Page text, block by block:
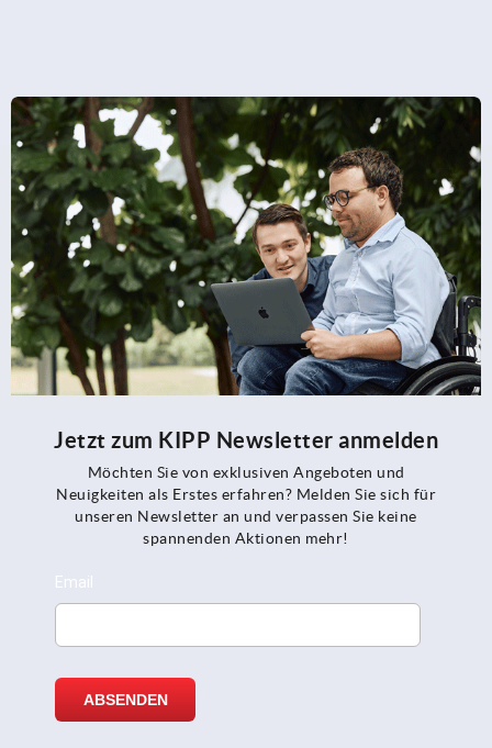
Jetzt zum KIPP Newsletter anmelden
Möchten Sie von exklusiven Angeboten und
Neuigkeiten als Erstes erfahren? Melden Sie sich für
unseren Newsletter an und verpassen Sie keine
spannenden Aktionen mehr!